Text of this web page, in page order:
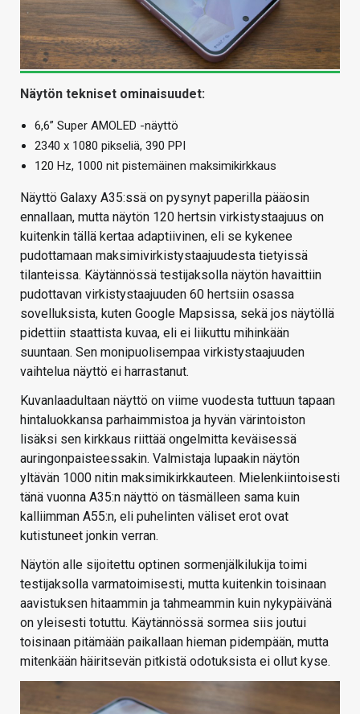
Näytön tekniset ominaisuudet:
6,6” Super AMOLED -näyttö
2340 x 1080 pikseliä, 390 PPI
120 Hz, 1000 nit pistemäinen maksimikirkkaus
Näyttö Galaxy A35:ssä on pysynyt paperilla pääosin
ennallaan, mutta näytön 120 hertsin virkistystaajuus on
kuitenkin tällä kertaa adaptiivinen, eli se kykenee
pudottamaan maksimivirkistystaajuudesta tietyissä
tilanteissa. Käytännössä testijaksolla näytön havaittiin
pudottavan virkistystaajuuden 60 hertsiin osassa
sovelluksista, kuten Google Mapsissa, sekä jos näytöllä
pidettiin staattista kuvaa, eli ei liikuttu mihinkään
suuntaan. Sen monipuolisempaa virkistystaajuuden
vaihtelua näyttö ei harrastanut.
Kuvanlaadultaan näyttö on viime vuodesta tuttuun tapaan
hintaluokkansa parhaimmistoa ja hyvän värintoiston
lisäksi sen kirkkaus riittää ongelmitta keväisessä
auringonpaisteessakin. Valmistaja lupaakin näytön
yltävän 1000 nitin maksimikirkkauteen. Mielenkiintoisesti
tänä vuonna A35:n näyttö on täsmälleen sama kuin
kalliimman A55:n, eli puhelinten väliset erot ovat
kutistuneet jonkin verran.
Näytön alle sijoitettu optinen sormenjälkilukija toimi
testijaksolla varmatoimisesti, mutta kuitenkin toisinaan
aavistuksen hitaammin ja tahmeammin kuin nykypäivänä
on yleisesti totuttu. Käytännössä sormea siis joutui
toisinaan pitämään paikallaan hieman pidempään, mutta
mitenkään häiritsevän pitkistä odotuksista ei ollut kyse.